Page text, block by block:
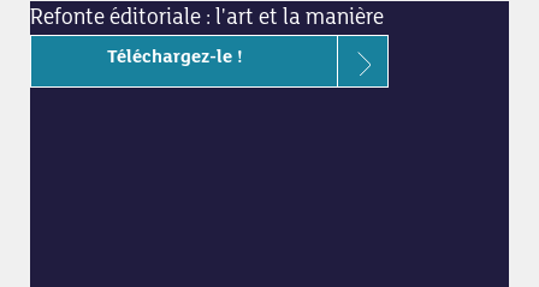
Refonte éditoriale : l'art et la manière
Téléchargez-le !